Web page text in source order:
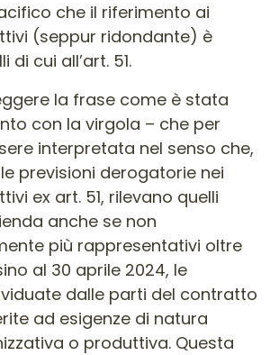
che il riferimento ai
(seppur ridondante) è
di cui all’art. 51.
la frase come è stata
con la virgola – che per
interpretata nel senso che,
previsioni derogatorie nei
ex art. 51, rilevano quelli
anche se non
più rappresentativi oltre
al 30 aprile 2024, le
dalle parti del contratto
ad esigenze di natura
o produttiva. Questa